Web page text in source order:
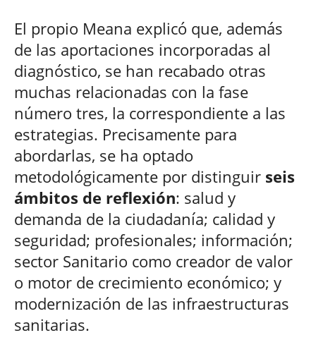
El propio Meana explicó que, además
de las aportaciones incorporadas al
diagnóstico, se han recabado otras
muchas relacionadas con la fase
número tres, la correspondiente a las
estrategias. Precisamente para
abordarlas, se ha optado
metodológicamente por distinguir seis
ámbitos de reflexión: salud y
demanda de la ciudadanía; calidad y
seguridad; profesionales; información;
sector Sanitario como creador de valor
o motor de crecimiento económico; y
modernización de las infraestructuras
sanitarias.